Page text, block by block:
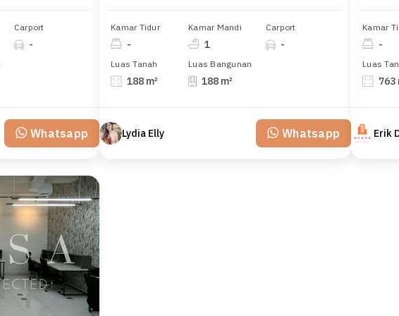
Carport
-
Whatsapp
Kamar Tidur
-
Kamar Mandi
1
Carport
-
Luas Tanah
188 m²
Luas Bangunan
188 m²
Lydia Elly Whatsapp
Kamar
-
Luas
763
Erik